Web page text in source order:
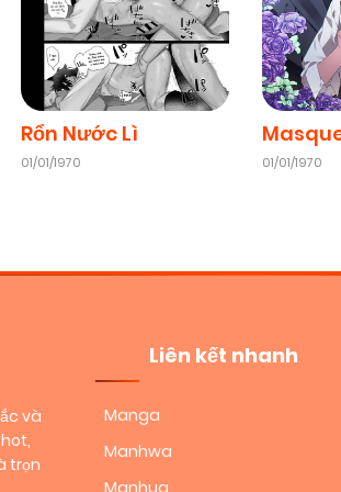
Chapter 67
Chapter 65
Chapter 61
Chapter 59
Rổn Nước Lì
01/01/1970 01/01/1970
và
trọn
Liên kết nhanh
Manga
Manhwa